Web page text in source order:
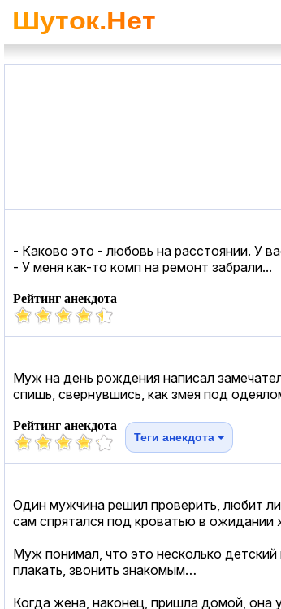
- Каково это - любовь на расстоянии. У
- У меня как-то комп на ремонт забрали...
Рейтинг анекдота
Муж на день рождения написал
спишь, свернувшись, как змея под
Рейтинг анекдота
Теги анекдота
Один мужчина решил проверить, любит
сам спрятался под кроватью в ожидании
Муж понимал, что это несколько
плакать, звонить знакомым…
Когда жена, наконец, пришла домой, она